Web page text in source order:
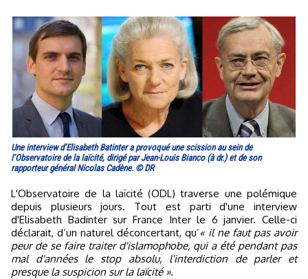
Une interview d’Elisabeth Batinter a provoqué une scission au sein de
l’Observatoire de la laïcité, dirigé par Jean-Louis Bianco (à dr.) et de son
rapporteur général Nicolas Cadène. © DR
L'Observatoire de la laïcité (ODL) traverse une polémique
depuis plusieurs jours. Tout est parti d'une interview
d'Elisabeth Badinter sur France Inter le 6 janvier. Celle-ci
déclarait, d’un naturel déconcertant, qu’« il ne faut pas avoir
peur de se faire traiter d'islamophobe, qui a été pendant pas
mal d'années le stop absolu, l'interdiction de parler et
presque la suspicion sur la laïcité ».